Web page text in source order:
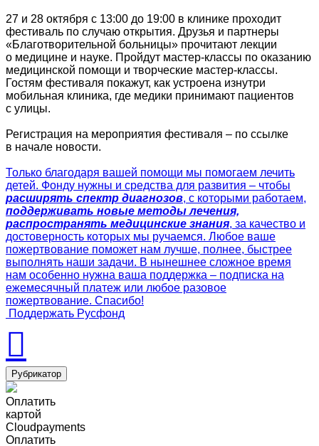
27 и 28 октября с 13:00 до 19:00 в клинике проходит
фестиваль по случаю открытия. Друзья и партнеры
«Благотворительной больницы» прочитают лекции
о медицине и науке. Пройдут мастер-классы по оказанию
медицинской помощи и творческие мастер-классы.
Гостям фестиваля покажут, как устроена изнутри
мобильная клиника, где медики принимают пациентов
с улицы.
Регистрация на мероприятия фестиваля – по ссылке
в начале новости.
Только благодаря вашей помощи мы помогаем лечить
детей. Фонду нужны и средства для развития – чтобы
расширять спектр диагнозов, с которыми работаем,
поддерживать новые методы лечения,
распространять медицинские знания, за качество и
достоверность которых мы ручаемся. Любое ваше
пожертвование поможет нам лучше, полнее, быстрее
выполнять наши задачи. В нынешнее сложное время
нам особенно нужна ваша поддержка – подписка на
ежемесячный платеж или любое разовое
пожертвование. Спасибо!
Поддержать Русфонд
Рубрикатор
Оплатить
картой
Cloudpayments
Оплатить